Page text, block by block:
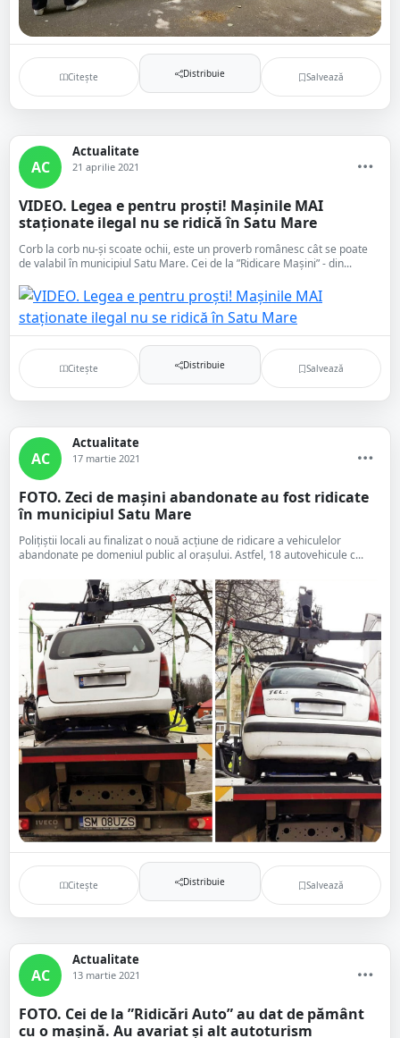
Citește Distribuie Salvează
AC
Actualitate
21 aprilie 2021
VIDEO. Legea e pentru proști! Mașinile MAI
staționate ilegal nu se ridică în Satu Mare
Corb la corb nu-și scoate ochii, este un proverb românesc cât se poate
de valabil în municipiul Satu Mare. Cei de la ”Ridicare Mașini” - din...
Citește Distribuie Salvează
AC
Actualitate
17 martie 2021
FOTO. Zeci de mașini abandonate au fost ridicate
în municipiul Satu Mare
Polițiștii locali au finalizat o nouă acțiune de ridicare a vehiculelor
abandonate pe domeniul public al orașului. Astfel, 18 autovehicule c...
Citește Distribuie Salvează
AC
Actualitate
13 martie 2021
FOTO. Cei de la ”Ridicări Auto” au dat de pământ
cu o mașină. Au avariat și alt autoturism